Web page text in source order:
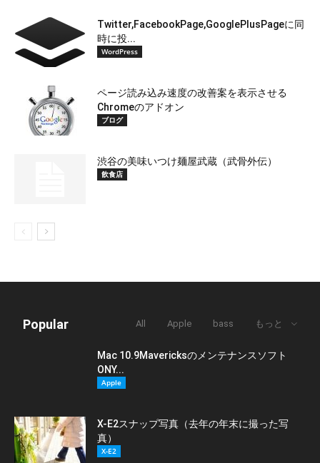
Twitter,FacebookPage,GooglePlusPageに同
時に投...
WordPress
ページ読み込み速度の改善案を表示させる
Chromeのアドオン
ブログ
渋谷の美味いつけ麺屋武蔵（武骨外伝）
飲食店
Popular All Apple bass もっと
Mac 10.9Mavericksのメンテナンスソフト
ONY...
Apple
X-E2スナップ写真（去年の年末に撮った写
真）
X-E2